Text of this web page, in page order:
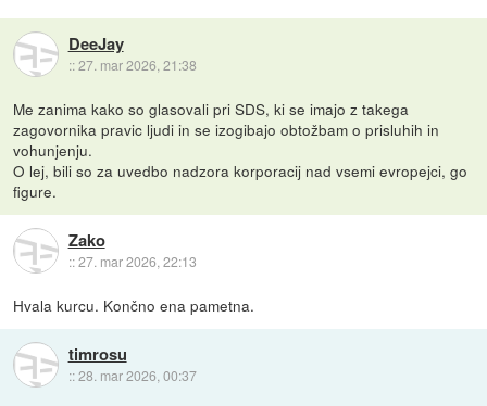
DeeJay
::27. mar 2026, 21:38
Me zanima kako so glasovali pri SDS, ki se imajo z takega
zagovornika pravic ljudi in se izogibajo obtožbam o prisluhih in
vohunjenju.
O lej, bili so za uvedbo nadzora korporacij nad vsemi evropejci, go
figure.
Zako
::27. mar 2026, 22:13
Hvala kurcu. Končno ena pametna.
timrosu
::28. mar 2026, 00:37